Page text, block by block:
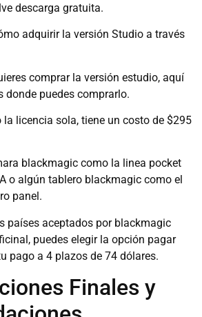
descarga gratuita.
adquirir la versión Studio a través
comprar la versión estudio, aquí
donde puedes comprarlo.
licencia sola, tiene un costo de $295
blackmagic como la linea pocket
o algún tablero blackmagic como el
panel.
países aceptados por blackmagic
puedes elegir la opción pagar
pago a 4 plazos de 74 dólares.
Finales y